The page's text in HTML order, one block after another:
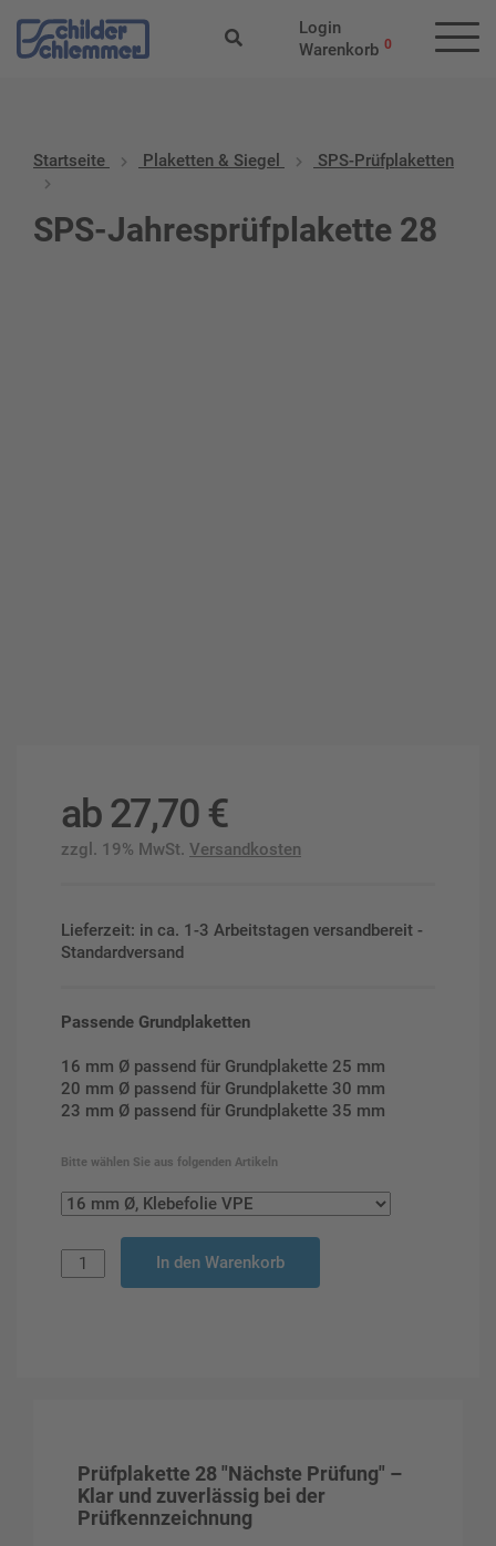
Login
Warenkorb 0
Startseite Plaketten & Siegel SPS-Prüfplaketten
SPS-Jahresprüfplakette 28
ab27,70 €
zzgl. 19% MwSt. Versandkosten
Lieferzeit: in ca. 1-3 Arbeitstagen versandbereit -
Standardversand
Passende Grundplaketten
16 mm Ø passend für Grundplakette 25 mm
20 mm Ø passend für Grundplakette 30 mm
23 mm Ø passend für Grundplakette 35 mm
Bitte wählen Sie aus folgenden Artikeln
In den Warenkorb
Prüfplakette 28 "Nächste Prüfung" –
Klar und zuverlässig bei der
Prüfkennzeichnung